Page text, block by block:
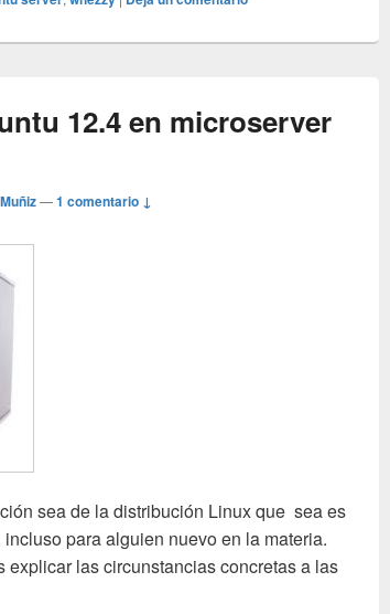
12.4 en microserver
—1 comentario ↓
sea de la distribución Linux que sea es
para alguien nuevo en la materia.
explicar las circunstancias concretas a las